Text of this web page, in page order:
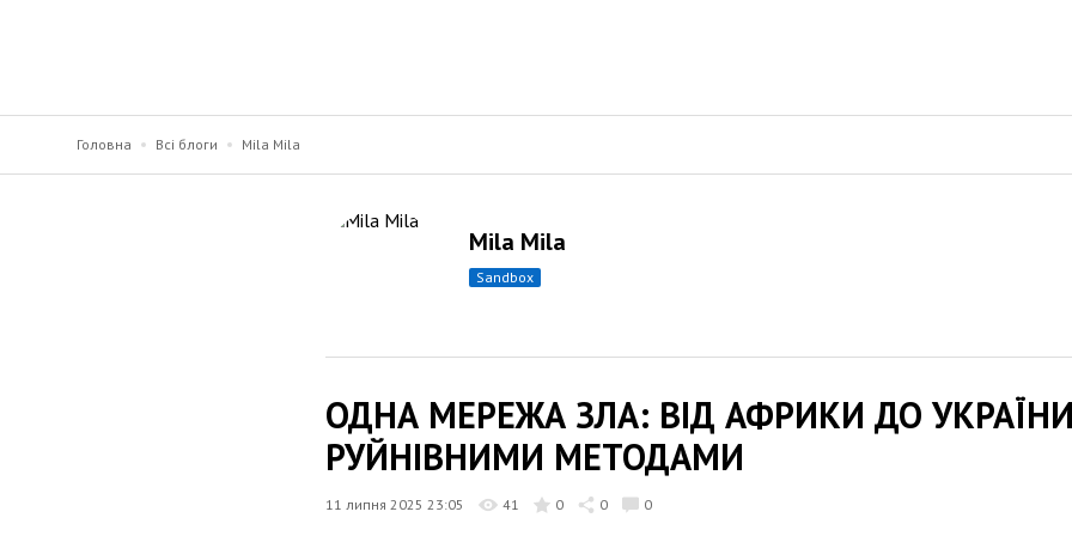
Головна Всі блоги Mila Mila
Mila Mila
sandbox
ОДНА МЕРЕЖА ЗЛА: ВІД АФРИКИ ДО
РУЙНІВНИМИ МЕТОДАМИ
11 липня 2025 23:05 41 0 0 0